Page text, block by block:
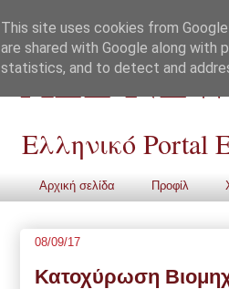
ALL
Ελληνικό Portal
Αρχική σελίδα Προφίλ
08/09/17
Κατοχύρωση
This site uses cookies from
are shared with Google along with
statistics, and to detect and